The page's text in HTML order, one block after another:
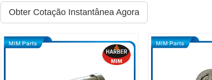
Obter Cotação Instantânea Agora